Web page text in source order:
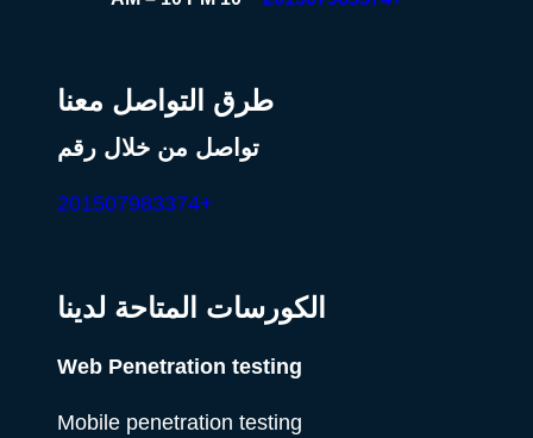
طرق التواصل معنا
تواصل من خلال رقم
+201507983374
الكورسات المتاحة لدينا
Web Penetration testing
Mobile penetration testing